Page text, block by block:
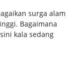
surga alam
Bagaimana
kala sedang